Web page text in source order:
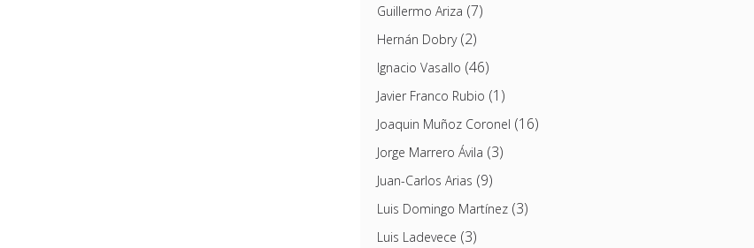
Guillermo Ariza (7)
Hernán Dobry(2)
Ignacio Vasallo (46)
Javier Franco Rubio (1)
Joaquin Muñoz Coronel (16)
Jorge Marrero Ávila (3)
Juan-Carlos Arias (9)
Luis Domingo Martínez(3)
Luis Ladevece (3)